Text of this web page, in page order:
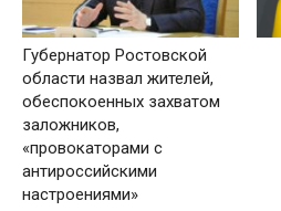
Губернатор Ростовской
области назвал жителей,
обеспокоенных захватом
заложников,
«провокаторами с
антироссийскими
настроениями»